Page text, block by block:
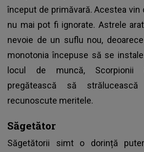
început de primăvară. Acestea vin
nu mai pot fi ignorate. Astrele
nevoie de un suflu nou,
monotonia începuse să se
locul de muncă,
pregătească să
recunoscute meritele.
Săgetător
Săgetătorii simt o dorință